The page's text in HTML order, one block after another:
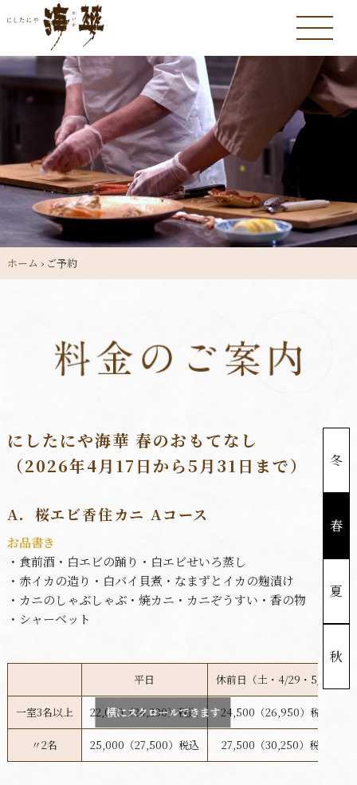
ホーム ›ご予約
冬
春
夏
秋
にしたにや海華 春のおもてなし
（2026年4月17日から5月31日まで）
A．桜エビ香住カニ Aコース
お品書き
・食前酒・白エビの踊り ・白エビせいろ蒸し
・赤イカの造り ・白バイ貝煮 ・なまずとイカの麹漬け
・カニのしゃぶしゃぶ・焼カニ ・カニぞうすい ・香の物
・シャーベット
平日 休前日（土・4/29・5/1）
一室3名以上 22,000（24,200）税込 24,500（26,950）税込
〃2名 25,000（27,500）税込 27,500（30,250）税込
横にスクロールできます